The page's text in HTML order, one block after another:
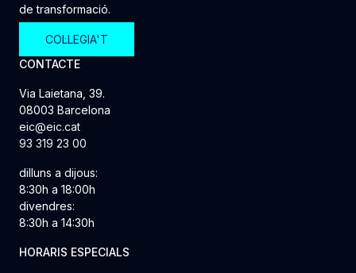
de transformació.
COL·LEGIA'T
CONTACTE
Via Laietana, 39.
08003 Barcelona
eic@eic.cat
93 319 23 00
dilluns a dijous:
8:30h a 18:00h
divendres:
8:30h a 14:30h
HORARIS ESPECIALS